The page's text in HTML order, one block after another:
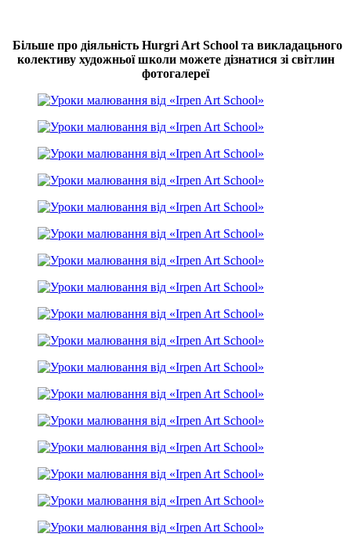
Більше про діяльність Hurgri Art School та викладацьного
колективу художньої школи можете дізнатися зі світлин
фотогалереї